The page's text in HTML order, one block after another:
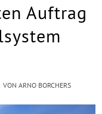
Auftrag
VONARNO BORCHERS